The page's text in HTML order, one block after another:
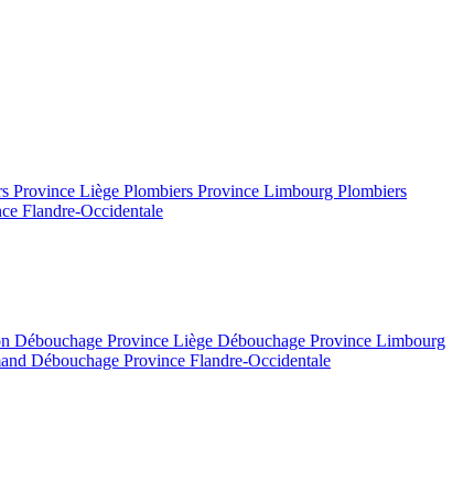
Province Liège Plombiers Province Limbourg Plombiers
Flandre-Occidentale
Débouchage Province Liège Débouchage Province Limbourg
Débouchage Province Flandre-Occidentale